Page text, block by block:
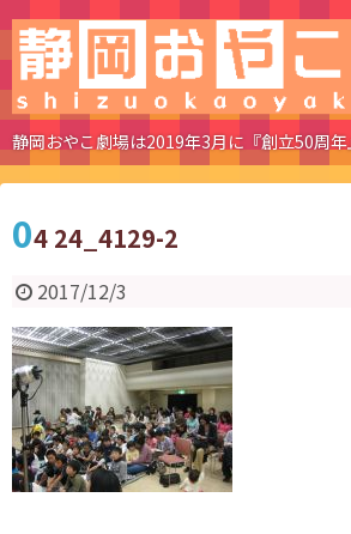
静岡おやこ劇場は2019年3月に『創立50周
04 24_4129-2
2017/12/3